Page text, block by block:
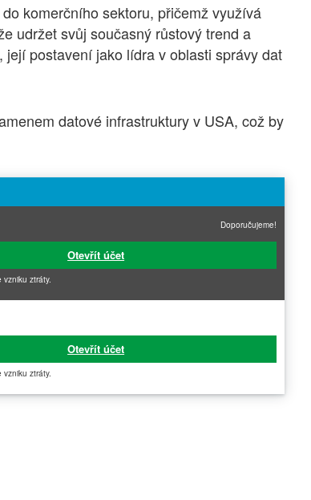
komerčního sektoru, přičemž využívá
udržet svůj současný růstový trend a
postavení jako lídra v oblasti správy dat
datové infrastruktury v USA, což by
Doporučujeme!
Otevřít účet
ztráty.
Otevřít účet
ztráty.